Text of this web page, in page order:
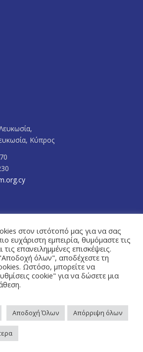
Κύπρος
Δήμων Κύπρου / Designed & Developed by
στον ιστότοπό μας για να σας
ευχάριστη εμπειρία, θυμόμαστε τις
τις επανειλημμένες επισκέψεις.
όλων", αποδέχεστε τη
Ωστόσο, μπορείτε να
cookie" για να δώσετε μια
Αποδοχή Όλων Απόρριψη όλων